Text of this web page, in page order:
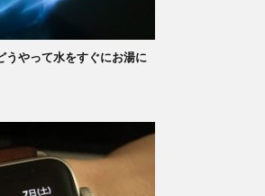
うやって水をすぐにお湯に